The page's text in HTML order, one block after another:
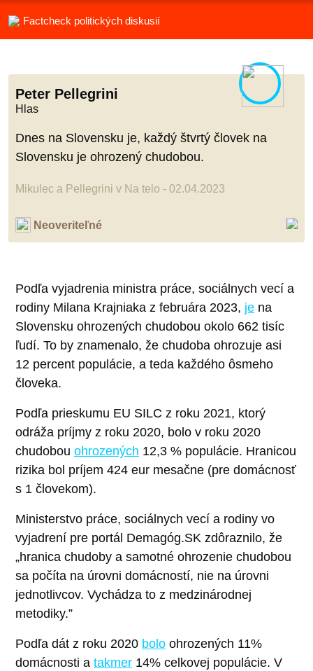
Factcheck politických diskusií
Peter Pellegrini
Hlas
Dnes na Slovensku je, každý štvrtý človek na
Slovensku je ohrozený chudobou.
Mikulec a Pellegrini v Na telo - 02.04.2023
Neoveriteľné
Podľa vyjadrenia ministra práce, sociálnych vecí a
rodiny Milana Krajniaka z februára 2023, je na
Slovensku ohrozených chudobou okolo 662 tisíc
ľudí. To by znamenalo, že chudoba ohrozuje asi
12 percent populácie, a teda každého ôsmeho
človeka.
Podľa prieskumu EU SILC z roku 2021, ktorý
odráža príjmy z roku 2020, bolo v roku 2020
chudobou ohrozených 12,3 % populácie. Hranicou
rizika bol príjem 424 eur mesačne (pre domácnosť
s 1 človekom).
Ministerstvo práce, sociálnych vecí a rodiny vo
vyjadrení pre portál Demagóg.SK zdôraznilo, že
„hranica chudoby a samotné ohrozenie chudobou
sa počíta na úrovni domácností, nie na úrovni
jednotlivcov. Vychádza to z medzinárodnej
metodiky.”
Podľa dát z roku 2020 bolo ohrozených 11%
domácnosti a takmer 14% celkovej populácie. V